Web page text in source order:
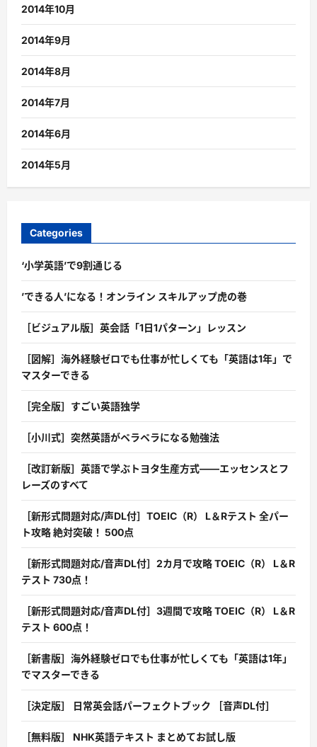
2014年10月
2014年9月
2014年8月
2014年7月
2014年6月
2014年5月
Categories
‘小学英語’で9割通じる
’できる人’になる！オンライン スキルアップ虎の巻
［ビジュアル版］英会話「1日1パターン」レッスン
［図解］海外経験ゼロでも仕事が忙しくても「英語は1年」で
マスターできる
［完全版］すごい英語独学
［小川式］突然英語がペラペラになる勉強法
［改訂新版］英語で学ぶトヨタ生産方式――エッセンスとフ
レーズのすべて
［新形式問題対応/声DL付］TOEIC（R） L＆Rテスト 全パー
ト攻略 絶対突破！ 500点
［新形式問題対応/音声DL付］2カ月で攻略 TOEIC（R） L＆R
テスト 730点！
［新形式問題対応/音声DL付］3週間で攻略 TOEIC（R） L＆R
テスト 600点！
［新書版］海外経験ゼロでも仕事が忙しくても「英語は1年」
でマスターできる
［決定版］ 日常英会話パーフェクトブック ［音声DL付］
［無料版］ NHK英語テキスト まとめてお試し版